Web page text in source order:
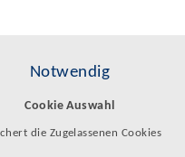
Notwendig
Cookie Auswahl
die Zugelassenen Cookies